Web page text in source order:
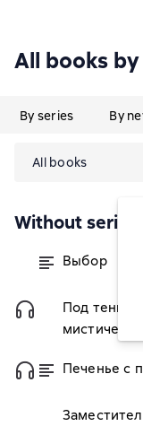
All books
By series By
All books
Without series
Выбор
Под тенью
Печенье с